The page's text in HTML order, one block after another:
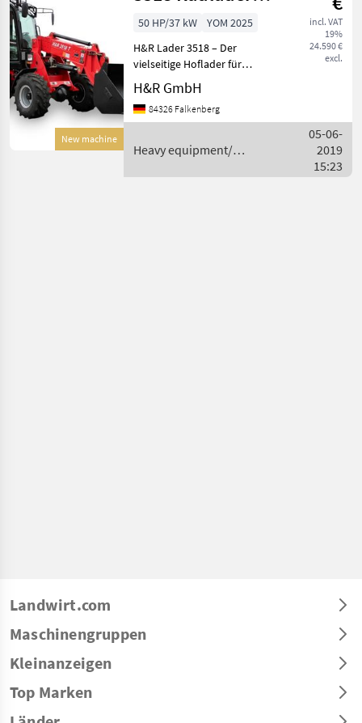
New machine
inkl. Schaufel
und Gabel
incl. VAT
19%
24.590 €
excl.
50 HP/37 kW
YOM 2025
H&R Lader 3518 – Der
vielseitige Hoflader für
anspruchsvolle Aufgaben
Vorteile H&R 3518 Radlader
Leistungsstarker Motor: Der
mit 61 PS sor
H&R GmbH
84326 Falkenberg
Heavy equipment/
H&R
05-06-
2019
15:23
Landwirt.com
Maschinengruppen
Kleinanzeigen
Top Marken